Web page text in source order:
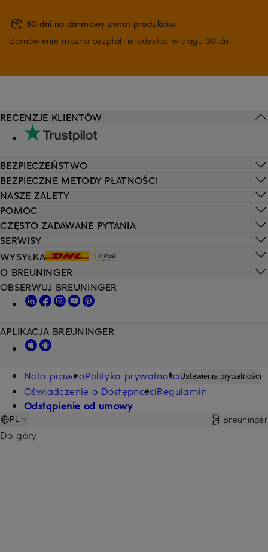
30 dni na darmowy zwrot produktów
Zamówienie można bezpłatnie odesłać w ciągu 30 dni.
POMOC
CZĘSTO ZADAWANE PYTANIA
SERWISY
WYSYŁKA
RECENZJE KLIENTÓW
BEZPIECZEŃSTWO
BEZPIECZNE METODY PŁATNOŚCI
NASZE ZALETY
O BREUNINGER
OBSERWUJ BREUNINGER
APLIKACJA BREUNINGER
Nota prawnaPolityka prywatnościUstawienia prywatności
Oświadczenie o DostępnościRegulamin
Odstąpienie od umowy
PL Breuninger
Do góry